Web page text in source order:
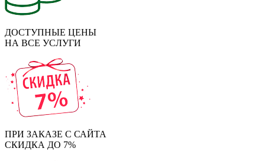
ДОСТУПНЫЕ ЦЕНЫ
НА ВСЕ УСЛУГИ
ПРИ ЗАКАЗЕ С САЙТА
СКИДКА ДО 7%